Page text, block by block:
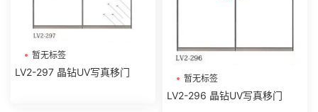
暂无标签
LV2-297 晶钻UV写真移门
暂无标签
LV2-296 晶钻UV写真移门